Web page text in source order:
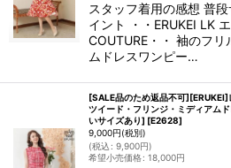
スタッフ着用の感想 普
イント ・・ERUKEI LK
COUTURE・・ 袖のフ
ムドレスワンピー…
[SALE品のため返品不可][ERUKEI]
ツイード・フリンジ・ミディアム
いサイズあり] [E2628]
9,000円(税別)
(税込: 9,900円)
希望小売価格: 18,000円